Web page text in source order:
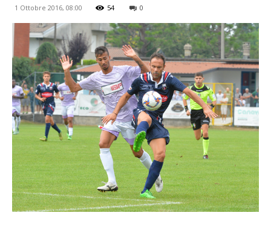
1 Ottobre 2016, 08:00 54 0